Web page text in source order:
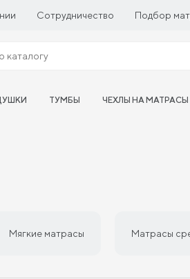
Сотрудничество Подбор
ТУМБЫ ЧЕХЛЫ НА МАТРАСЫ
Мягкие матрасы Матрасы